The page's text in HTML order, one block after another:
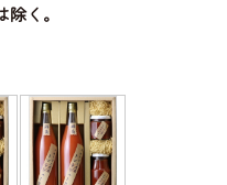
く。